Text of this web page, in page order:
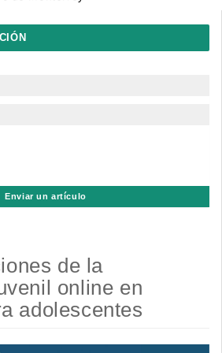
Enviar un artículo
de la
online en
adolescentes